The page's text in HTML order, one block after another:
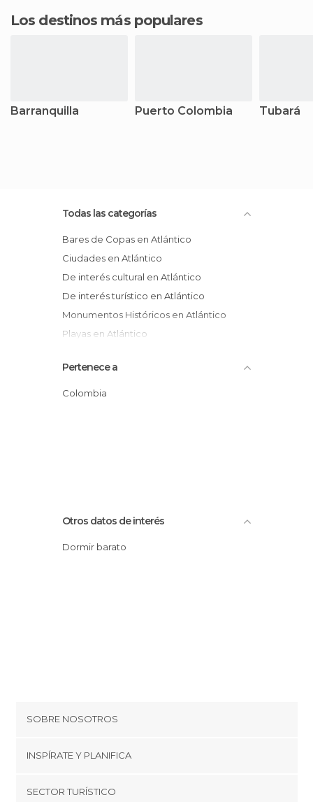
Los destinos más populares
Barranquilla Puerto Colombia Tubará
Todas las categorías
Bares de Copas en Atlántico
Ciudades en Atlántico
De interés cultural en Atlántico
De interés turístico en Atlántico
Monumentos Históricos en Atlántico
Playas en Atlántico
Pertenece a
Colombia
Otros datos de interés
Dormir barato
SOBRE NOSOTROS
Cookies
Términos y condiciones
INSPÍRATE Y PLANIFICA
SECTOR TURÍSTICO